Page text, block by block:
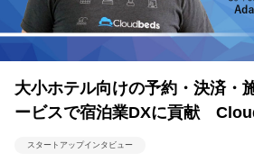
大小ホテル向けの予約・決済・
ービスで宿泊業DXに貢献
スタートアップインタビュー